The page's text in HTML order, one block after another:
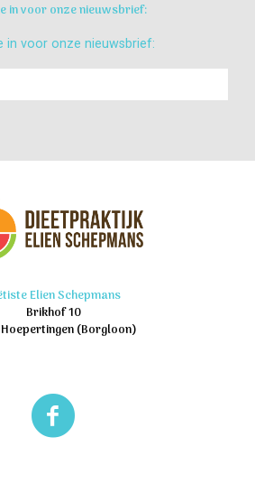
in voor onze nieuwsbrief:
in voor onze nieuwsbrief:
Elien Schepmans
Brikhof 10
(Borgloon)